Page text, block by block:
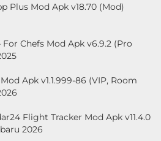
Plus Mod Apk v18.70 (Mod)
Chefs Mod Apk v6.9.2 (Pro
Apk v1.1.999-86 (VIP, Room
Flight Tracker Mod Apk v11.4.0
2026